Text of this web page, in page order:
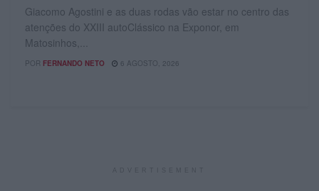
Giacomo Agostini e as duas rodas vão estar no centro das
atenções do XXIII autoClássico na Exponor, em
Matosinhos,...
POR FERNANDO NETO 6 AGOSTO, 2026